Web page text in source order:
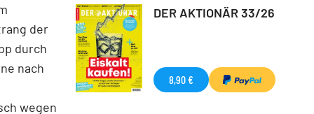
der
durch
nach
wegen
DER AKTIONÄR 33/26
8,90 €